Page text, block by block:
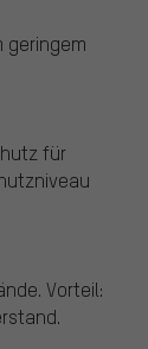
geringem
für
Vorteil: